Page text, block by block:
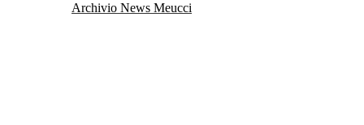
Archivio News Meucci